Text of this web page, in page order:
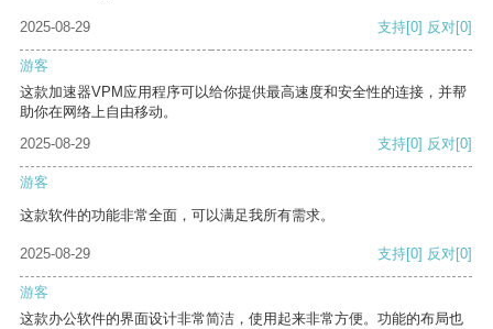
2025-08-29 支持[0] 反对[0]
游客
这款加速器VPM应用程序可以给你提供最高速度和安全性的连接，并帮
助你在网络上自由移动。
2025-08-29
支持[0] 反对[0]
游客
这款软件的功能非常全面，可以满足我所有需求。
2025-08-29 支持[0] 反对[0]
游客
这款办公软件的界面设计非常简洁，使用起来非常方便。功能的布局也